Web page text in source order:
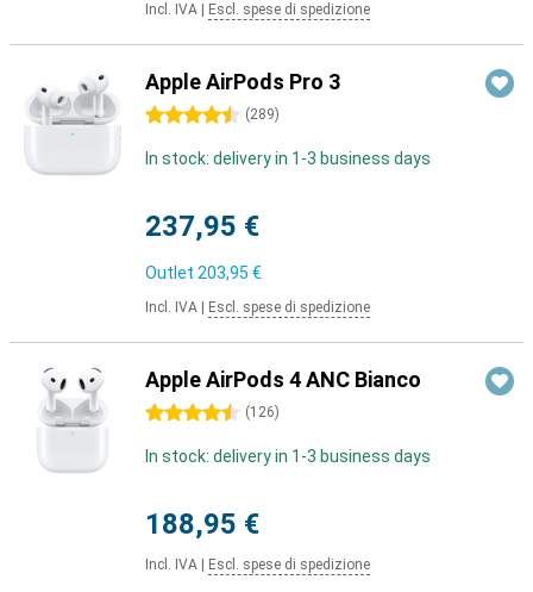
Incl. IVA Escl. spese di spedizione
Apple AirPods Pro 3
4.5 stelle (289)
In stock: delivery in 1-3 business days
237,95 €
Outlet 203,95 €
Incl. IVA Escl. spese di spedizione
Apple AirPods 4 ANC Bianco
4.5 stelle (126)
In stock: delivery in 1-3 business days
188,95 €
Incl. IVA Escl. spese di spedizione